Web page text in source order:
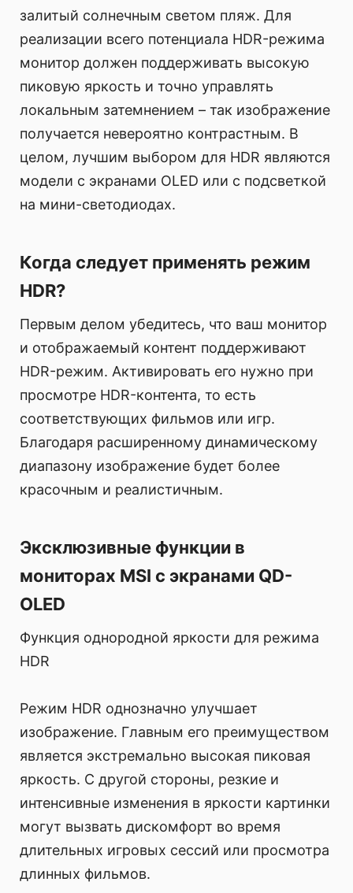
залитый солнечным светом пляж. Для
реализации всего потенциала HDR-режима
монитор должен поддерживать высокую
пиковую яркость и точно управлять
локальным затемнением – так изображение
получается невероятно контрастным. В
целом, лучшим выбором для HDR являются
модели с экранами OLED или с подсветкой
на мини-светодиодах.
Когда следует применять режим
HDR?
Первым делом убедитесь, что ваш монитор
и отображаемый контент поддерживают
HDR-режим. Активировать его нужно при
просмотре HDR-контента, то есть
соответствующих фильмов или игр.
Благодаря расширенному динамическому
диапазону изображение будет более
красочным и реалистичным.
Эксклюзивные функции в
мониторах MSI с экранами QD-
OLED
Функция однородной яркости для режима
HDR
Режим HDR однозначно улучшает
изображение. Главным его преимуществом
является экстремально высокая пиковая
яркость. С другой стороны, резкие и
интенсивные изменения в яркости картинки
могут вызвать дискомфорт во время
длительных игровых сессий или просмотра
длинных фильмов.